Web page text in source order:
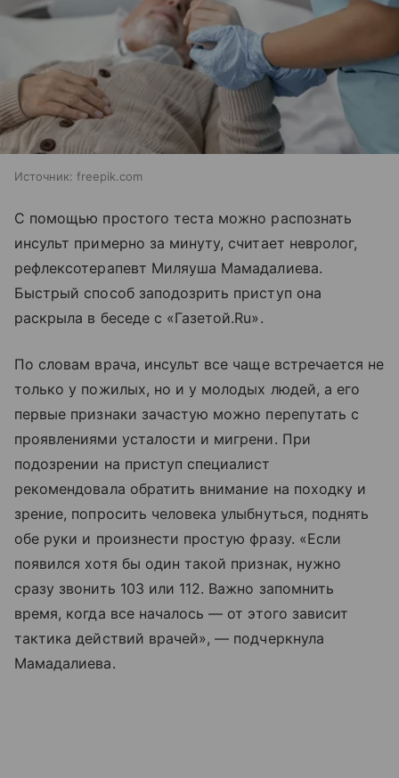
Источник: freepik.com
С помощью простого теста можно распознать
инсульт примерно за минуту, считает невролог,
рефлексотерапевт Миляуша Мамадалиева.
Быстрый способ заподозрить приступ она
раскрыла в беседе с «Газетой.Ru».
По словам врача, инсульт все чаще встречается не
только у пожилых, но и у молодых людей, а его
первые признаки зачастую можно перепутать с
проявлениями усталости и мигрени. При
подозрении на приступ специалист
рекомендовала обратить внимание на походку и
зрение, попросить человека улыбнуться, поднять
обе руки и произнести простую фразу. «Если
появился хотя бы один такой признак, нужно
сразу звонить 103 или 112. Важно запомнить
время, когда все началось — от этого зависит
тактика действий врачей», — подчеркнула
Мамадалиева.